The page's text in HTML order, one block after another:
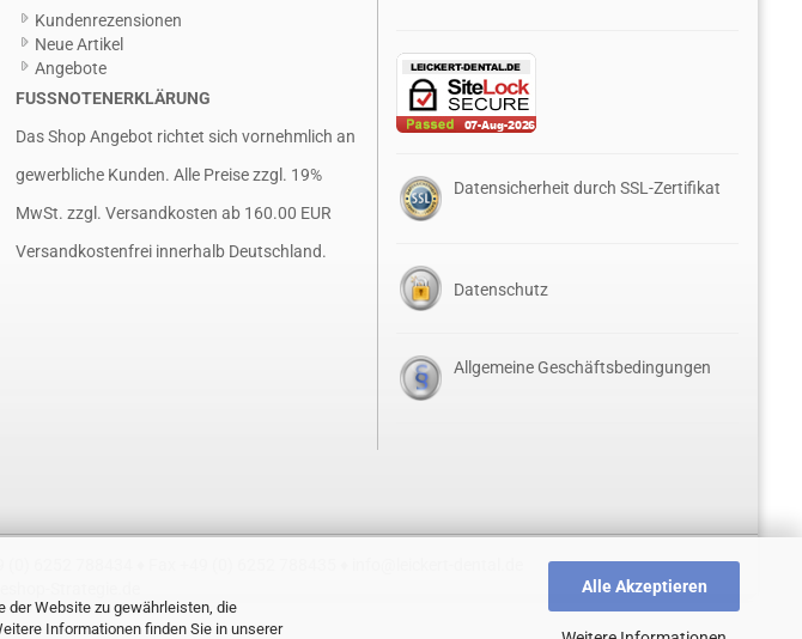
der Website zu gewährleisten, die
Informationen finden Sie in unserer
Alle Akzeptieren
Kundenrezensionen
Neue Artikel
Angebote
FUSSNOTENERKLÄRUNG
Das Shop Angebot richtet sich vornehmlich an
gewerbliche Kunden. Alle Preise zzgl. 19%
MwSt. zzgl. Versandkosten ab 160.00 EUR
Versandkostenfrei innerhalb Deutschland.
Datensicherheit durch SSL-Zertifikat
Datenschutz
Allgemeine Geschäftsbedingungen
(0) 6252 788434 ♦ Fax +49 (0) 6252 788435 ♦